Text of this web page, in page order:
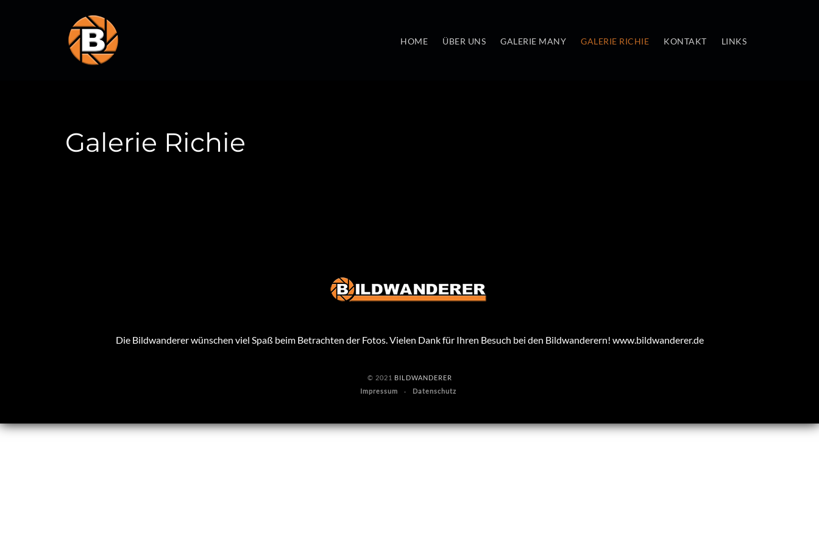
HOME ÜBER UNS GALERIE MANY GALERIE RICHIE KONTAKT LINKS
Galerie Richie
Die Bildwanderer wünschen viel Spaß beim Betrachten der Fotos. Vielen Dank für Ihren Besuch bei den Bildwanderern! www.bildwanderer.de
© 2021 BILDWANDERER
Impressum
Datenschutz